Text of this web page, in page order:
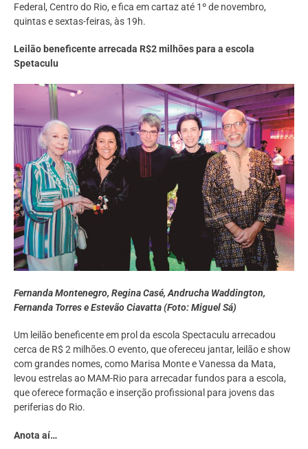
Federal, Centro do Rio, e fica em cartaz até 1º de novembro,
quintas e sextas-feiras, às 19h.
Leilão beneficente arrecada R$2 milhões para a escola
Spetaculu
Fernanda Montenegro, Regina Casé, Andrucha Waddington,
Fernanda Torres e Estevão Ciavatta (Foto: Miguel Sá)
Um leilão beneficente em prol da escola Spectaculu arrecadou
cerca de R$ 2 milhões.O evento, que ofereceu jantar, leilão e show
com grandes nomes, como Marisa Monte e Vanessa da Mata,
levou estrelas ao MAM-Rio para arrecadar fundos para a escola,
que oferece formação e inserção profissional para jovens das
periferias do Rio.
Anota aí…